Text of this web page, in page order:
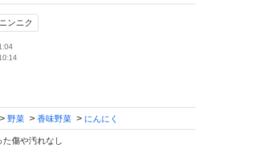
い。
酸味がありプルーンのよう
ます。
ンニク
野菜 香味野菜 にんにく
た傷や汚れなし